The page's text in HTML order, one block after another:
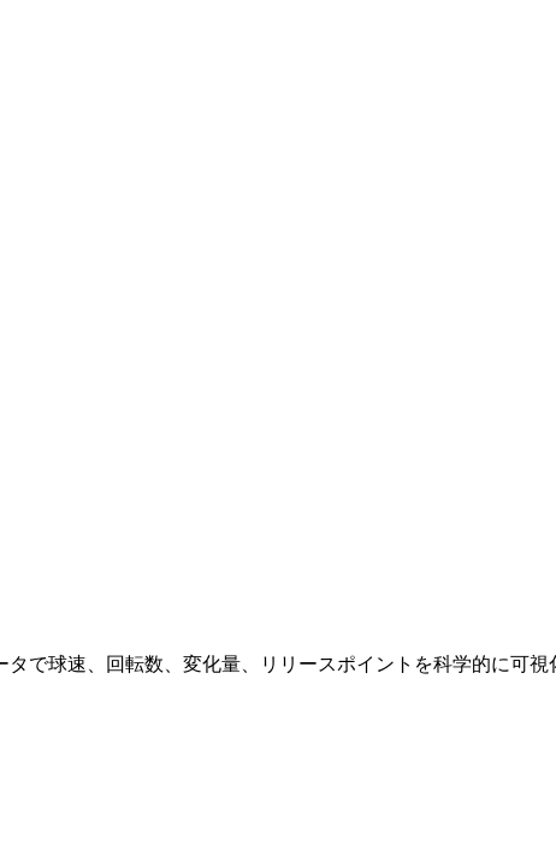
で球速、回転数、変化量、リリースポイントを科学的に可視